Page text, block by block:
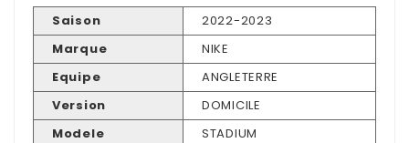
Saison
2022-2023
Marque
NIKE
Equipe
ANGLETERRE
Version
DOMICILE
Modele
STADIUM